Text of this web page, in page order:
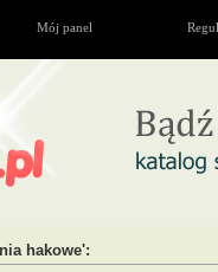
Mój panel
hakowe':